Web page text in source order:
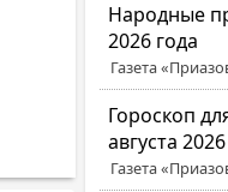
Народные
2026 года
Газета
Гороскоп
августа
Газета